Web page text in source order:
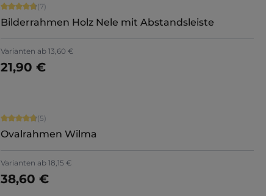
Durchschnittliche Bewertung von 4.71 von 5 Sternen
(7)
Bilderrahmen Holz Nele mit Abstandsleiste
Varianten ab 13,60 €
21,90 €
Jetzt konfigurieren
Durchschnittliche Bewertung von 4.8 von 5 Sternen
(5)
Ovalrahmen Wilma
Varianten ab 18,15 €
38,60 €
Details